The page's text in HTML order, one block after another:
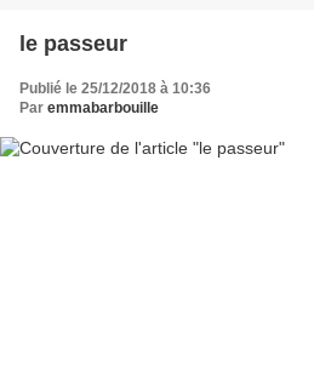
le passeur
Publié le 25/12/2018 à 10:36
Par emmabarbouille